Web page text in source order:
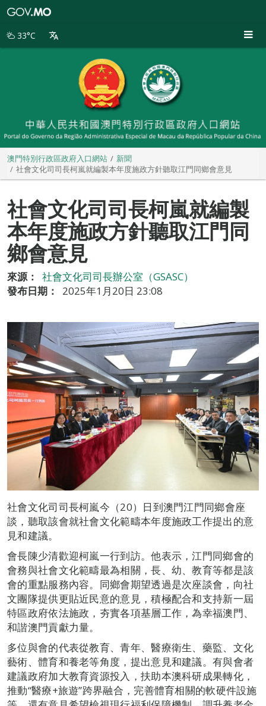
別
33°C
澳門特別行政區政府入口網站
新聞
社會文化司司長柯嵐就編製本年度施政方針聽取江門同鄉會意見
社會文化司司長柯嵐就編製
本年度施政方針聽取江門同
鄉會意見
來源：
社會文化司司長辦公室（GSASC）
發布日期：
2025年1月20日 23:08
社會文化司司長柯嵐今（20）日到澳門江門同鄉會座
談，聽取該會就社會文化範疇本年度施政工作提出的意
見和建議。
會長陳少清歡迎柯嵐一行到訪。他表示，江門同鄉會的
會務與社會文化範疇最為相關，長、幼、教育等都是該
會的重點服務內容。同鄉會期望透過是次座談會，向社
文團隊提供更貼近民意的意見，積極配合和支持新一屆
特區政府依法施政，夯實各項基層工作，為幸福澳門、
和諧澳門貢獻力量。
多位與會的代表從教育、青年、醫療衛生、藥監、文化
藝術、體育和養老等角度，提出意見和建議。有與會者
建議政府加大教育資源投入，扶助本澳科研成果轉化，
推動“醫療+旅遊”跨界融合，完善體育相關的軟硬件設施